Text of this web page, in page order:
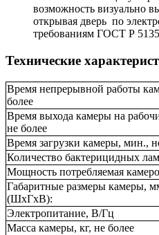
возможность визуально
открывая дверь по
требованиям ГОСТ Р
Технические
Время непрерывной работы
более
Время выхода камеры на
не более
Время загрузки камеры, мин.,
Количество бактерицидных
Мощность потребляемая
Габаритные размеры камеры,
(ШxГxВ):
Электропитание, В/Гц
Масса камеры, кг, не более